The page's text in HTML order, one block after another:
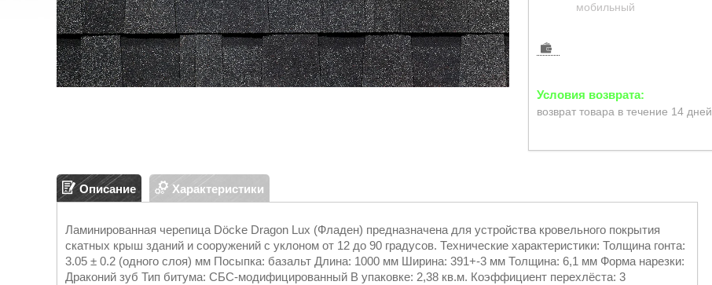
мобильный
возврат товара в течение 14 дней
Описание Характеристики
Ламинированная черепица Döcke Dragon Lux (Фладен) предназначена для устройства кровельного покрытия
скатных крыш зданий и сооружений с уклоном от 12 до 90 градусов. Технические характеристики: Толщина гонта:
3.05 ± 0.2 (одного слоя) мм Посыпка: базальт Длина: 1000 мм Ширина: 391+-3 мм Толщина: 6,1 мм Форма нарезки:
Драконий зуб Тип битума: СБС-модифицированный В упаковке: 2,38 кв.м. Коэффициент перехлёста: 3